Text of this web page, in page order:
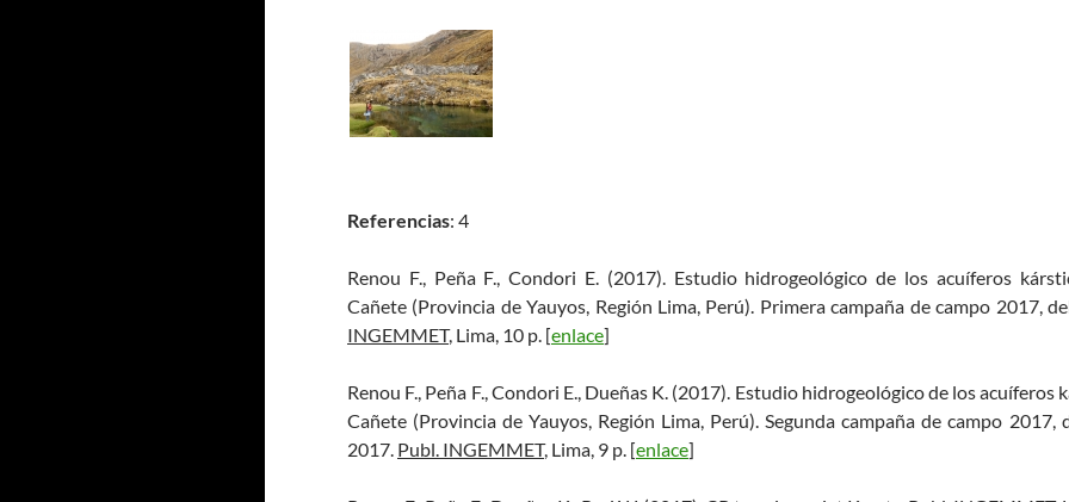
Referencias: 4
Renou F., Peña F., Condori E. (2017). Estudio hidrogeológico de los acuíferos
Cañete (Provincia de Yauyos, Región Lima, Perú). Primera campaña de campo 2017,
INGEMMET, Lima, 10 p. [enlace]
Renou F., Peña F., Condori E., Dueñas K. (2017). Estudio hidrogeológico de los
Cañete (Provincia de Yauyos, Región Lima, Perú). Segunda campaña de campo
2017. Publ. INGEMMET, Lima, 9 p. [enlace]